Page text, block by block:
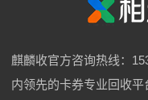
麒麟收官方咨询热线：
内领先的卡券专业回收平